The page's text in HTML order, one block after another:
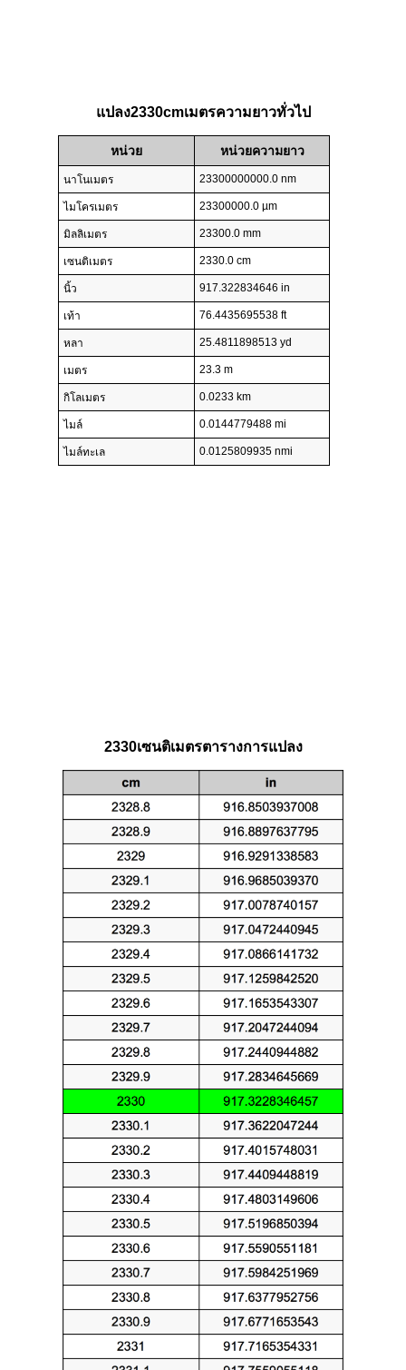
แปลง2330cmเมตรความยาวทั่วไป
หน่วย หน่วยความยาว
นาโนเมตร 23300000000.0 nm
ไมโครเมตร 23300000.0 µm
มิลลิเมตร 23300.0 mm
เซนติเมตร 2330.0 cm
นิ้ว 917.322834646 in
เท้า 76.4435695538 ft
หลา 25.4811898513 yd
เมตร 23.3 m
กิโลเมตร 0.0233 km
ไมล์ 0.0144779488 mi
ไมล์ทะเล 0.0125809935 nmi
2330เซนติเมตรตารางการแปลง